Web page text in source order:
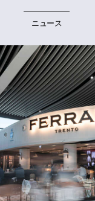
ニュース